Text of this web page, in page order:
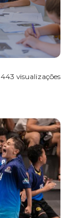
443 visualizações